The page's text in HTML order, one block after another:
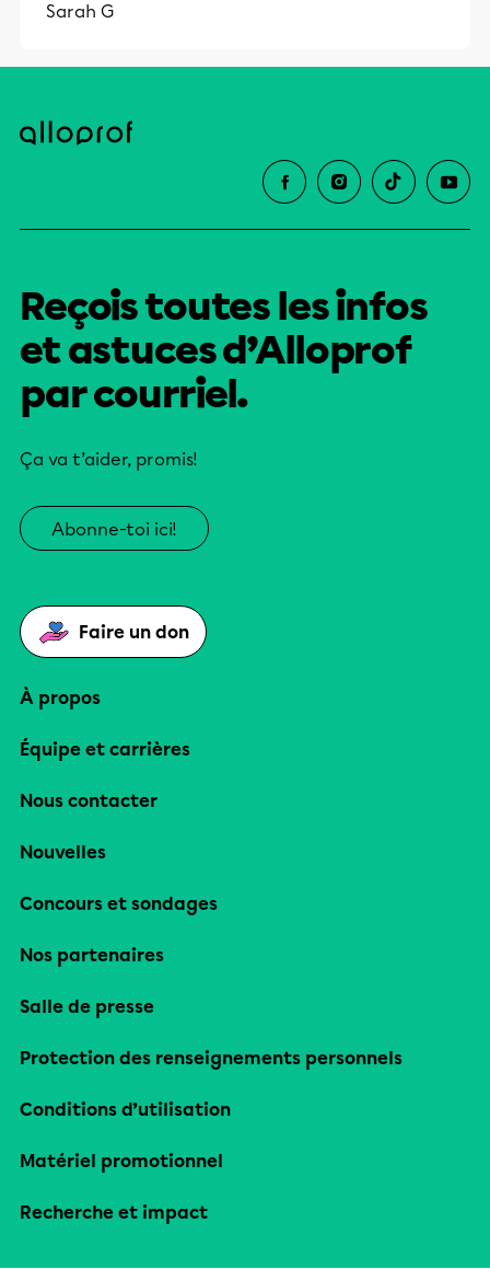
Sarah G
Reçois toutes les infos
et astuces d’Alloprof
par courriel.
Ça va t’aider, promis!
Abonne-toi ici!
Faire un don
À propos
Équipe et carrières
Nous contacter
Nouvelles
Concours et sondages
Nos partenaires
Salle de presse
Protection des renseignements personnels
Conditions d’utilisation
Matériel promotionnel
Recherche et impact